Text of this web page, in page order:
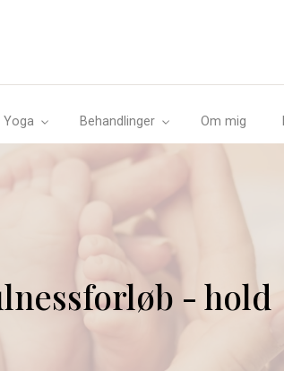
Yoga Behandlinger Om mig
- hold